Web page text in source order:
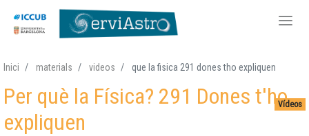
Vés
contingut
Inici materials videos que la fisica 291 dones tho expliquen
Vídeos
Per què la Física? 291 Dones t'ho
expliquen